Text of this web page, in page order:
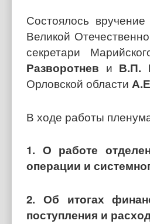
Состоялось
Великой
секретари
Разворотнев и В.П.
Орловской области
В ходе работы
1. О работе
операции и
2. Об итогах
поступления и